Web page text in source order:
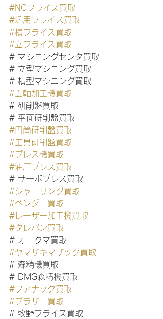
#NCフライス買取
#汎用フライス買取
#横フライス買取
#立フライス買取
# マシニングセンタ買取
# 立型マシニング買取
# 横型マシニング買取
#五軸加工機買取
# 研削盤買取
# 平面研削盤買取
#円筒研削盤買取
#工具研削盤買取
#プレス機買取
#油圧プレス買取
# サーボプレス買取
#シャーリング買取
#ベンダー買取
#レーザー加工機買取
#タレパン買取
# オークマ買取
#ヤマザキマザック買取
# 森精機買取
# DMG森精機買取
#ファナック買取
#ブラザー買取
# 牧野フライス買取